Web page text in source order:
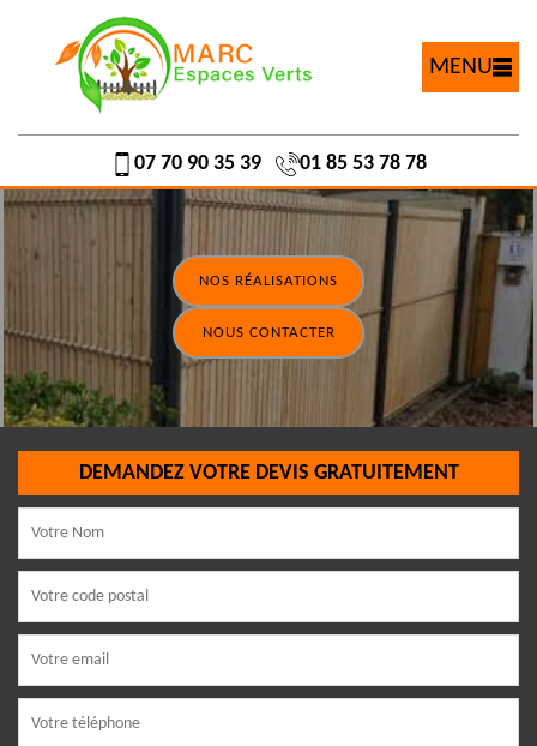
MENU
07 70 90 35 39 01 85 53 78 78
NOS RÉALISATIONS
NOUS CONTACTER
DEMANDEZ VOTRE DEVIS GRATUITEMENT